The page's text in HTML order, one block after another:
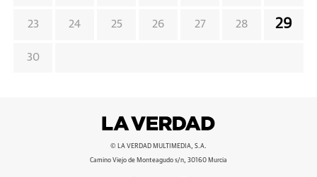
23 24 25 26 27 28 29
30
© LA VERDAD MULTIMEDIA, S.A.
Camino Viejo de Monteagudo s/n, 30160 Murcia